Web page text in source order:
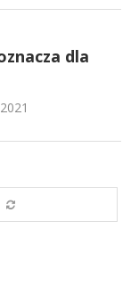
dla